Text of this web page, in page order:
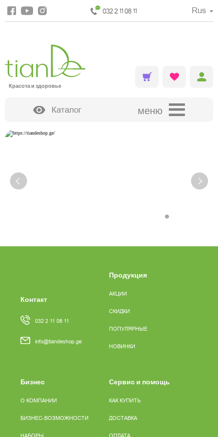
032 2 11 08 11 Rus
Красота и здоровье
Каталог меню
•
Контакт
032 2 11 08 11
info@tiandeshop.ge
Продукция
АКЦИИ
СКИДКИ
ПОПУЛЯРНЫЕ
НОВИНКИ
Бизнес
О КОМПАНИИ
БИЗНЕС-ВОЗМОЖНОСТИ
Сервис и помощь
КАК КУПИТЬ
ДОСТАВКА